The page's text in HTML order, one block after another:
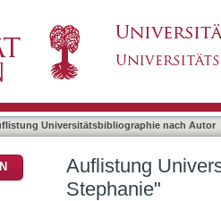
Universitätsbibliographie nach Autor
Auflistung
Stephanie"